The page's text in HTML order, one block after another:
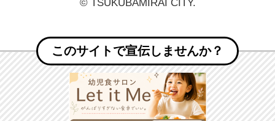
このサイトで宣伝しませんか？